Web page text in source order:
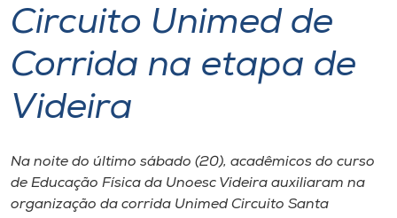
Atendimento ao Estudante
Portal de Ensino
Internacionalização
Circuito Unimed de
Corrida na etapa de
Videira
Na noite do último sábado (20), acadêmicos do curso
de Educação Física da Unoesc Videira auxiliaram na
organização da corrida Unimed Circuito Santa